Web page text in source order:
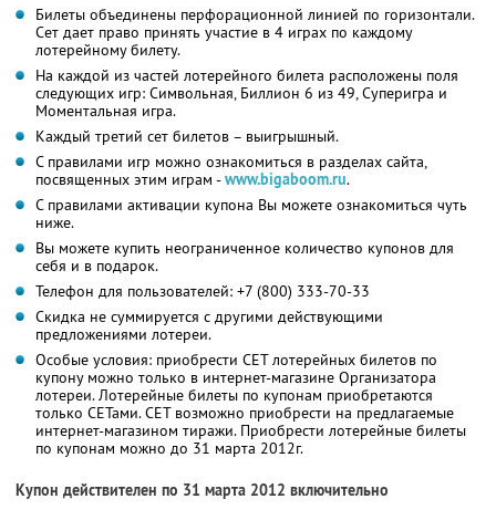
Билеты объединены перфорационной линией по горизонтали.
Сет дает право принять участие в 4 играх по каждому
лотерейному билету.
На каждой из частей лотерейного билета расположены поля
следующих игр: Символьная, Биллион 6 из 49, Суперигра и
Моментальная игра.
Каждый третий сет билетов – выигрышный.
С правилами игр можно ознакомиться в разделах сайта,
посвященных этим играм -www.bigaboom.ru.
С правилами активации купона Вы можете ознакомиться чуть
ниже.
Вы можете купить неограниченное количество купонов для
себя и в подарок.
Телефон для пользователей: +7 (800) 333-70-33
Скидка не суммируется с другими действующими
предложениями лотереи.
Особые условия: приобрести СЕТ лотерейных билетов по
купону можно только в интернет-магазине Организатора
лотереи. Лотерейные билеты по купонам приобретаются
только СЕТами. СЕТ возможно приобрести на предлагаемые
интернет-магазином тиражи. Приобрести лотерейные билеты
по купонам можно до 31 марта 2012г.
Купон действителен по 31 марта 2012 включительно